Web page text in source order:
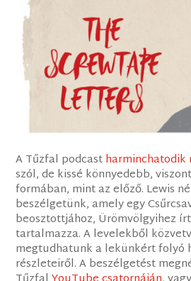
A Tűzfal podcastharminchatodik
szól, de kissé könnyedebb,
formában, mint az előző. Lewis
beszélgetünk, amely egy
beosztottjához, Ürömvölgyihez
tartalmazza. A levelekből
megtudhatunk a lekünkért folyó
részleteiről. A beszélgetést